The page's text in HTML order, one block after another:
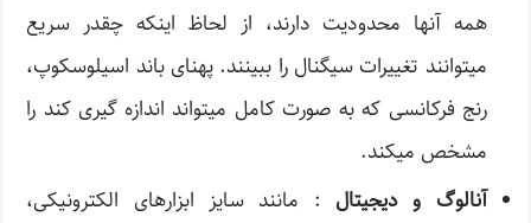
همه آنها محدودیت دارند، از لحاظ اینکه چقدر سریع
میتوانند تغییرات سیگنال را ببینند. پهنای باند اسیلوسکوپ،
رنج فرکانسی که به صورت کامل میتواند اندازه گیری کند را
مشخص میکند.
آنالوگ و دیجیتال : مانند سایز ابزارهای الکترونیکی،